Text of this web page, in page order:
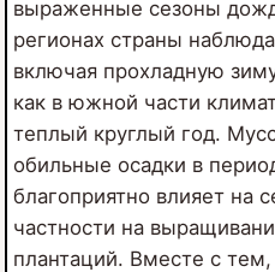
выраженные сезоны
регионах страны
включая прохладную
как в южной части
теплый круглый год.
обильные осадки в
благоприятно влияет на
частности на
плантаций. Вместе с